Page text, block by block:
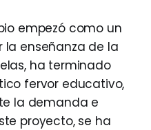
empezó como un
enseñanza de la
ha terminado
fervor educativo,
la demanda e
proyecto, se ha